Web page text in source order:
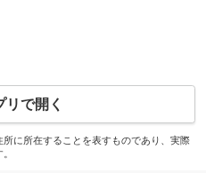
リで開く
に所在することを表すものであり、実際